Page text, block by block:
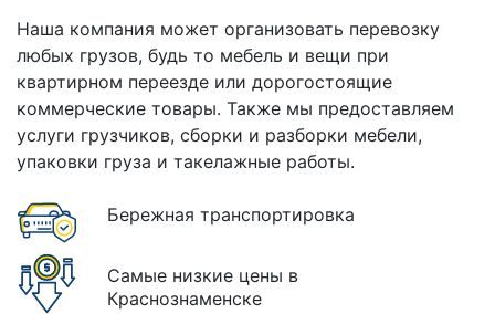
Наша компания может организовать перевозку
любых грузов, будь то мебель и вещи при
квартирном переезде или дорогостоящие
коммерческие товары. Также мы предоставляем
услуги грузчиков, сборки и разборки мебели,
упаковки груза и такелажные работы.
Бережная транспортировка
Самые низкие цены в
Краснознаменске